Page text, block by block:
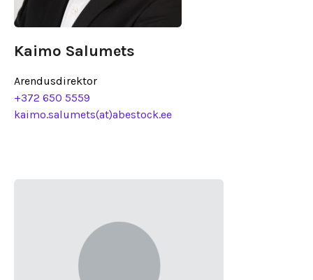
Kaimo Salumets
Arendusdirektor
+372 650 5559
kaimo.salumets(at)abestock.ee